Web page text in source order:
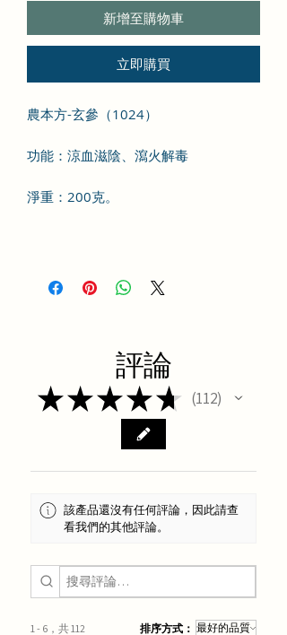
新增至購物車
立即購買
農本方-玄參（1024）
功能：涼血滋陰、瀉火解毒
淨重：200克。
評論
★★★★★ 112
112
該產品還沒有任何評論，因此請查
看我們的其他評論。
1 - 6，共 112 排序方式：